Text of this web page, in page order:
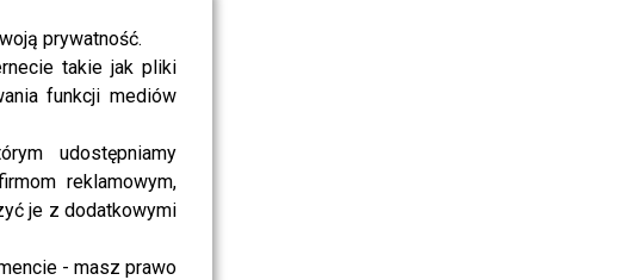
prywatność.
takie jak pliki
funkcji mediów
udostępniamy
reklamowym,
je z dodatkowymi
- masz prawo
w całej
swoich
2023 roku